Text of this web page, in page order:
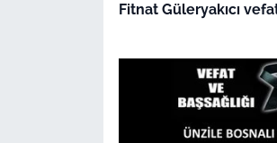
Fitnat Güleryakıcı